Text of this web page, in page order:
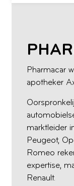
Pharmacar
apotheker
marktleider
Peugeot,
Romeo
expertise,
Renault.